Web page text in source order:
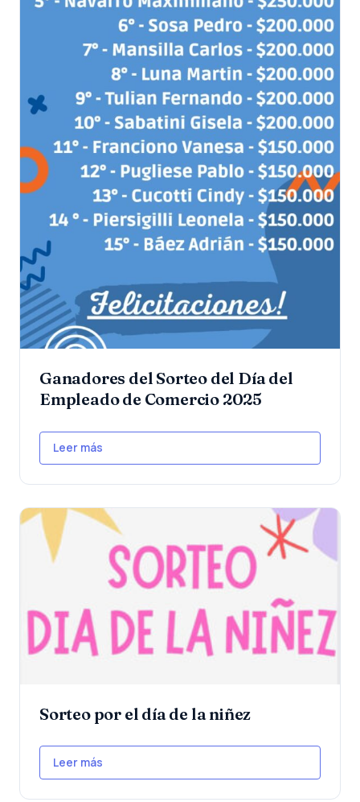
Ganadores del Sorteo del Día del
Empleado de Comercio 2025
Leer más
Sorteo por el día de la niñez
Leer más